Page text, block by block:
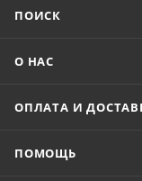
ПОИСК
О НАС
ОПЛАТА И
ПОМОЩЬ